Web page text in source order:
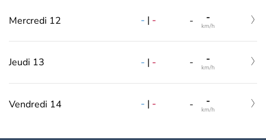
Mercredi 12 - | - - -
km/h
Jeudi 13 - | - - -
km/h
Vendredi 14 - | - - -
km/h